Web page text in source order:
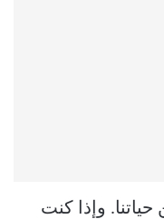
وإذا كنت